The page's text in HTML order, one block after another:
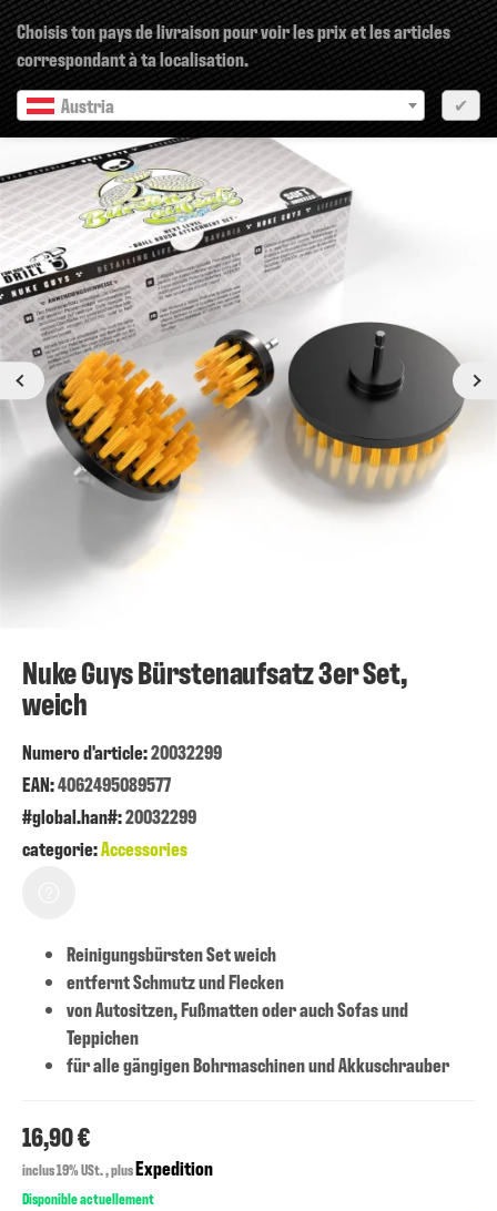
Choisis ton pays de livraison pour voir les prix et les articles
correspondant à ta localisation.
Austria
✔
pr?c?dent Prochain
Nuke Guys Bürstenaufsatz 3er Set,
weich
Numero d'article:20032299
EAN:4062495089577
#global.han#:20032299
categorie:Accessories
Reinigungsbürsten Set weich
entfernt Schmutz und Flecken
von Autositzen, Fußmatten oder auch Sofas und
Teppichen
für alle gängigen Bohrmaschinen und Akkuschrauber
16,90 €
inclus 19% USt. , plusExpedition
Disponible actuellement